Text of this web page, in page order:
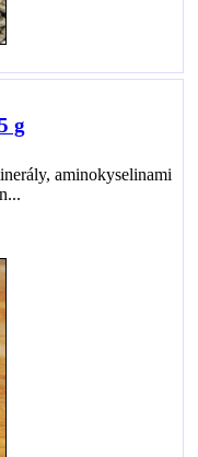
g
aminokyselinami